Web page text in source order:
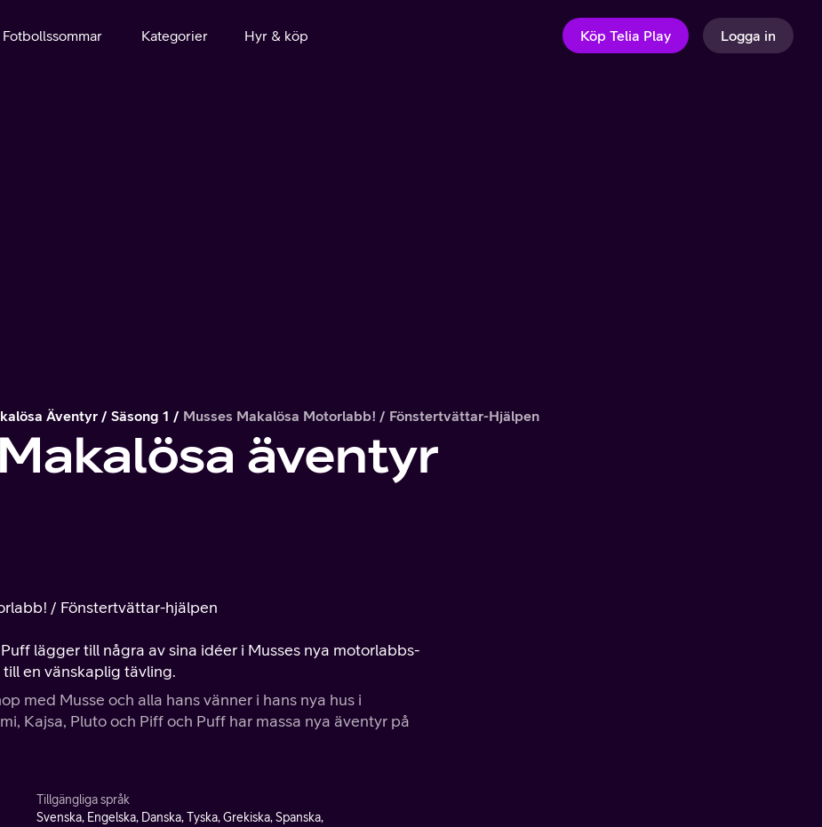
Fotbollssommar Kategorier Hyr & köp Köp Telia Play Logga in
Äventyr Säsong 1 Musses Makalösa Motorlabb! / Fönstertvättar-Hjälpen
äventyr
/ Fönstertvättar-hjälpen
lägger till några av sina idéer i Musses nya motorlabbs-
en vänskaplig tävling.
med Musse och alla hans vänner i hans nya hus i
Kajsa, Pluto och Piff och Puff har massa nya äventyr på
Tillgängliga språk
Svenska, Engelska, Danska, Tyska, Grekiska, Spanska,